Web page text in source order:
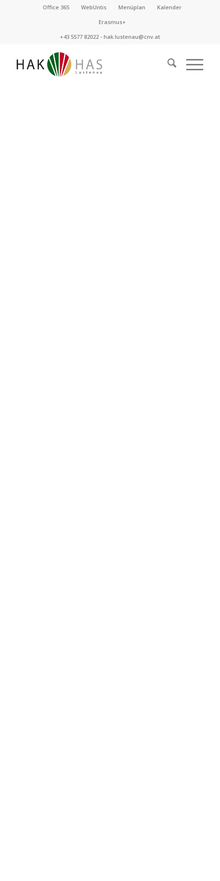
Office 365 WebUntis Menüplan
Kalender
Erasmus+
+43 5577 82022 - hak.lustenau@cnv.at